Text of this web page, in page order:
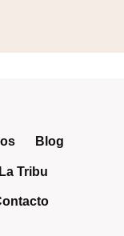
Blog
Tribu